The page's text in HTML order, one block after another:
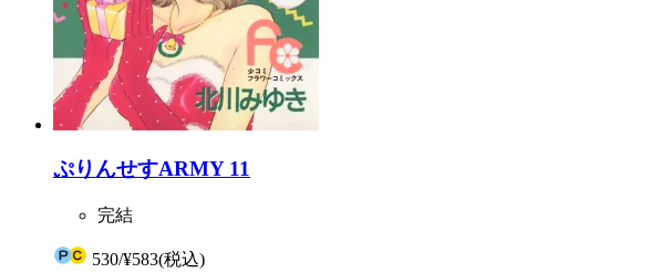
ぷりんせすARMY 11
完結
530/¥583(税込)